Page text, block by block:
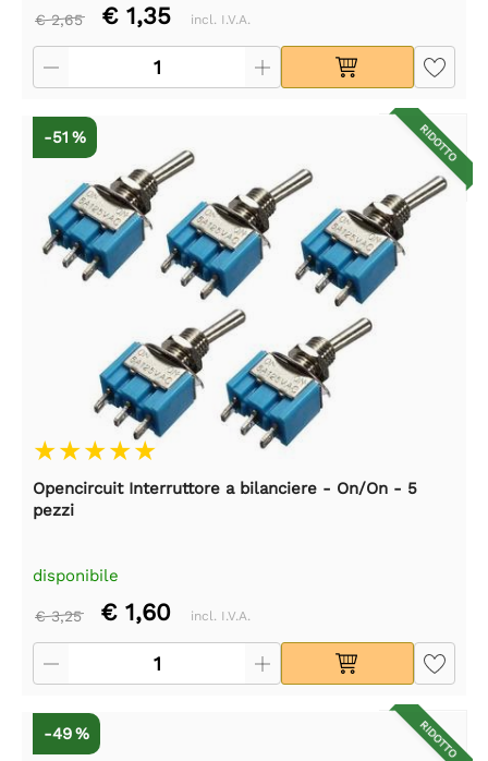
€ 2,65 € 1,35 incl. I.V.A.
RIDOTTO
-51 %
Opencircuit Interruttore a bilanciere - On/On - 5
pezzi
disponibile
€ 3,25 € 1,60 incl. I.V.A.
RIDOTTO
-49 %